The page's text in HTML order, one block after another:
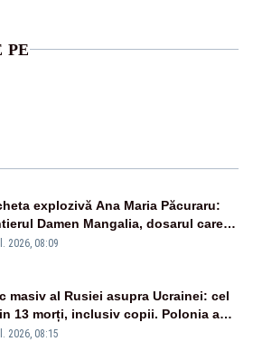
PE
explozivă Ana Maria Păcuraru:
Damen Mangalia, dosarul care
apărarea României
2026, 08:09
masiv al Rusiei asupra Ucrainei: cel
13 morți, inclusiv copii. Polonia a
avioanele de vânătoare
2026, 08:15